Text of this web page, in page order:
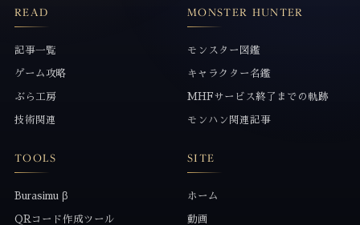
READ
記事一覧
ゲーム攻略
ぶら工房
技術関連
MONSTER HUNTER
モンスター図鑑
キャラクター名鑑
MHFサービス終了までの軌跡
モンハン関連記事
TOOLS
Burasimu β
QRコード作成ツール
SITE
ホーム
動画